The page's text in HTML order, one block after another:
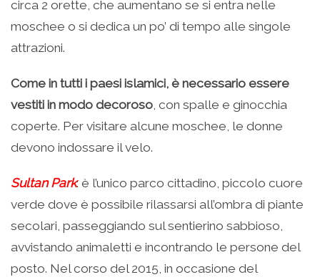
circa 2 orette, che aumentano se si entra nelle
moschee o si dedica un po’ di tempo alle singole
attrazioni.
Come in tutti i paesi islamici, è necessario essere
vestiti in modo decoroso, con spalle e ginocchia
coperte. Per visitare alcune moschee, le donne
devono indossare il velo.
Sultan Park: è l’unico parco cittadino, piccolo cuore
verde dove è possibile rilassarsi all’ombra di piante
secolari, passeggiando sul sentierino sabbioso,
avvistando animaletti e incontrando le persone del
posto. Nel corso del 2015, in occasione del